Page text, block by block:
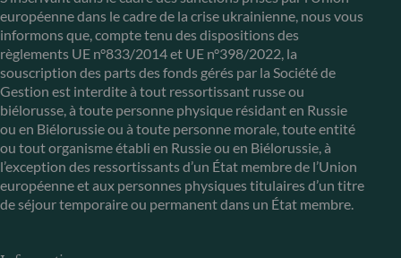
européenne dans le cadre de la crise ukrainienne, nous vous
informons que, compte tenu des dispositions des
règlements UE n°833/2014 et UE n°398/2022, la
souscription des parts des fonds gérés par la Société de
Gestion est interdite à tout ressortissant russe ou
biélorusse, à toute personne physique résidant en Russie
ou en Biélorussie ou à toute personne morale, toute entité
ou tout organisme établi en Russie ou en Biélorussie, à
l’exception des ressortissants d’un État membre de l’Union
européenne et aux personnes physiques titulaires d’un titre
de séjour temporaire ou permanent dans un État membre.